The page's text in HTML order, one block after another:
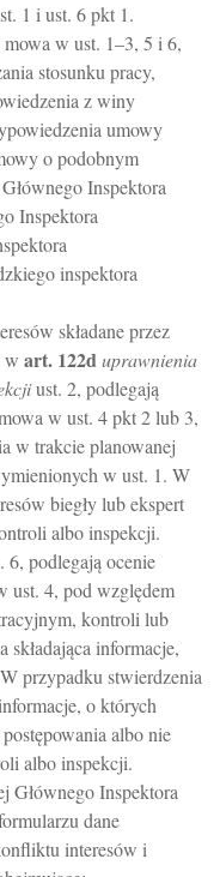
1 i ust. 6 pkt 1.
w ust. 1–3, 5 i 6,
stosunku pracy,
z winy
umowy
o podobnym
Inspektora
Inspektora
inspektora
składane przez
w art. 122duprawnienia
ust. 2, podlegają
w ust. 4 pkt 2 lub 3,
w trakcie planowanej
w ust. 1. W
biegły lub ekspert
albo inspekcji.
6, podlegają ocenie
ust. 4, pod względem
kontroli lub
informacje,
przypadku stwierdzenia
o których
albo nie
albo inspekcji.
Głównego Inspektora
dane
interesów i